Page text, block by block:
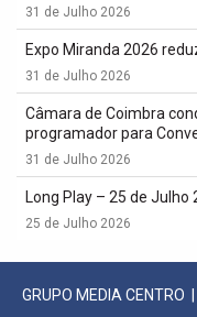
31 de Julho 2026
Expo Miranda 2026
31 de Julho 2026
Câmara de Coimbra
programador para
31 de Julho 2026
Long Play – 25 de Julho
25 de Julho 2026
GRUPO MEDIA CENTRO